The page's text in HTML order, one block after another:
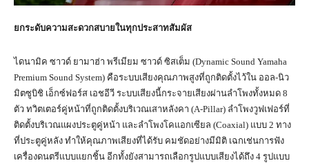
ยกระดับความสะดวกสบายในทุกประสาทสัมผัส
ไดนามิค ซาวด์ ยามาฮ่า พรีเมียม ซาวด์ ซิสเต็ม (Dynamic Sound Yamaha
Premium Sound System) คือระบบเสียงคุณภาพสูงที่ถูกติดตั้งไว้ใน ออล-นิว
มิตซูบิชิ เอ็กซ์ฟอร์ส เอชอีวี ระบบเสียงนี้กระจายเสียงผ่านลำโพงทั้งหมด 8
ตัว ทวิตเตอร์คู่หน้าที่ถูกติดตั้งบริเวณเสาหลังคา (A-Pillar) ลำโพงวูฟเฟอร์ที่
ติดตั้งบริเวณแผงประตูคู่หน้า และลำโพงโคแอกเซียล (Coaxial) แบบ 2 ทาง
ที่ประตูคู่หลัง ทำให้คุณภาพเสียงที่ได้รับ คมชัดอย่างมีมิติ เฉกเช่นการฟัง
เครื่องดนตรีแบบแยกชิ้น อีกทั้งยังสามารถเลือกรูปแบบเสียงได้ถึง 4 รูปแบบ